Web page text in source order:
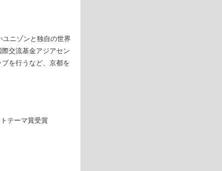
ニゾンと独自の世界
交流基金アジアセン
を行うなど、京都を
テーマ賞受賞